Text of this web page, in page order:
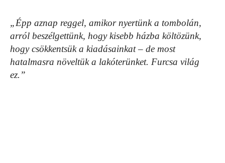
„Épp aznap reggel, amikor nyertünk a tombolán,
arról beszélgettünk, hogy kisebb házba költözünk,
hogy csökkentsük a kiadásainkat – de most
hatalmasra növeltük a lakóterünket. Furcsa világ
ez.”